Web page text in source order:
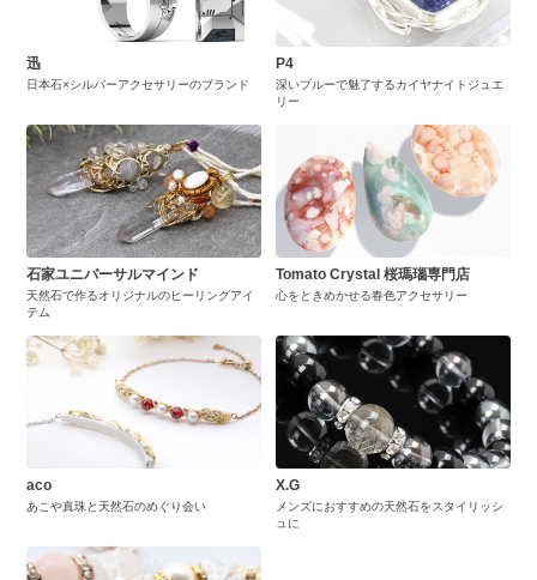
迅
日本石×シルバーアクセサリーのブランド
P4
深いブルーで魅了するカイヤナイトジュエ
リー
石家ユニバーサルマインド
天然石で作るオリジナルのヒーリングアイ
テム
Tomato Crystal 桜瑪瑙専門店
心をときめかせる春色アクセサリー
aco
あこや真珠と天然石のめぐり会い
X.G
メンズにおすすめの天然石をスタイリッシ
ュに